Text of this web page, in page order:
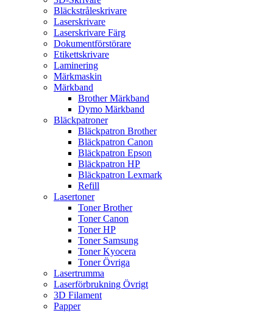
Bläckstråleskrivare
Laserskrivare
Laserskrivare Färg
Dokumentförstörare
Etikettskrivare
Laminering
Märkmaskin
Märkband
Brother Märkband
Dymo Märkband
Bläckpatroner
Bläckpatron Brother
Bläckpatron Canon
Bläckpatron Epson
Bläckpatron HP
Bläckpatron Lexmark
Refill
Lasertoner
Toner Brother
Toner Canon
Toner HP
Toner Samsung
Toner Kyocera
Toner Övriga
Lasertrumma
Laserförbrukning Övrigt
3D Filament
Papper